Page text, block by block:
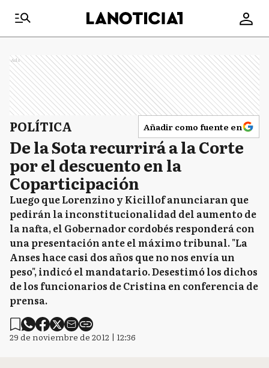
Ads
POLÍTICA Añadir como fuente en
De la Sota recurrirá a la Corte
por el descuento en la
Coparticipación
Luego que Lorenzino y Kicillof anunciaran que
pedirán la inconstitucionalidad del aumento de
la nafta, el Gobernador cordobés responderá con
una presentación ante el máximo tribunal. "La
Anses hace casi dos años que no nos envía un
peso", indicó el mandatario. Desestimó los dichos
de los funcionarios de Cristina en conferencia de
prensa.
29 de noviembre de 2012 | 12:36